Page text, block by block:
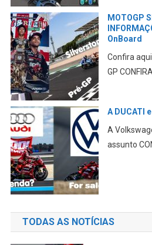
MOTOGP
OnBoard
Confira
GP
A DUCATI
A
assunto
TODAS AS NOTÍCIAS